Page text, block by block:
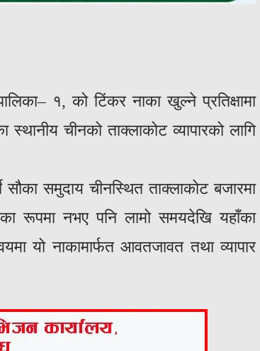
१, को टिंकर नाका खुल्ने प्रतिक्षामा
चीनको ताक्लाकोट व्यापारको लागि
समुदाय चीनस्थित ताक्लाकोट बजारमा
रूपमा नभए पनि लामो समयदेखि यहाँका
यो नाकामार्फत आवतजावत तथा व्यापार